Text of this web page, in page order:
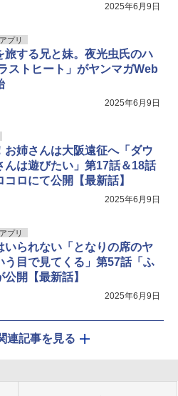
2025年6月9日
プリ
旅する兄と妹。夜光虫氏のハ
ストヒート」がヤンマガWeb
2025年6月9日
お姉さんは大阪遠征へ「ダウ
んは遊びたい」第17話＆18話
ロにて公開【最新話】
2025年6月9日
プリ
いられない「となりの席のヤ
う目で見てくる」第57話「ふ
公開【最新話】
2025年6月9日
連記事を見る